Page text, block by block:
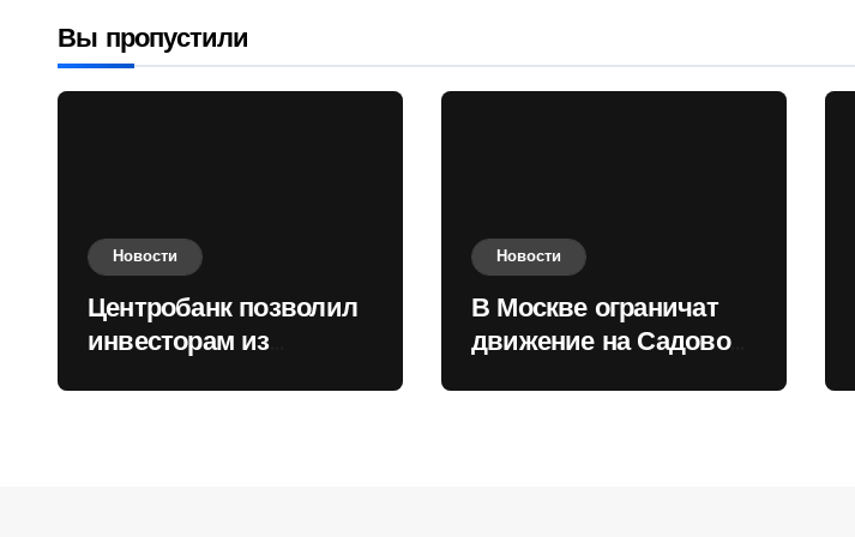
Вы пропустили
Новости
Центробанк позволил
инвесторам из
Новости
В Москве ограничат
движение на Садовом